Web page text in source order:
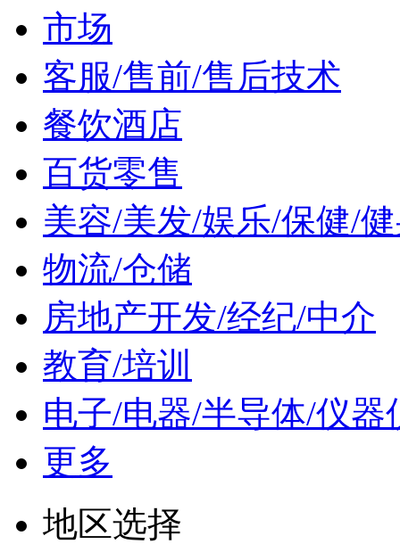
市场
客服/售前/售后技术
餐饮酒店
百货零售
美容/美发/娱乐/保健/
物流/仓储
房地产开发/经纪/中介
教育/培训
电子/电器/半导体/仪器
更多
地区选择